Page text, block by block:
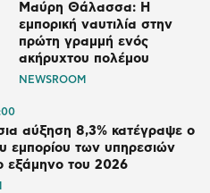
Μαύρη Θάλασσα: Η
εμπορική ναυτιλία στην
πρώτη γραμμή ενός
ακήρυχτου πολέμου
NEWSROOM
αύξηση 8,3% κατέγραψε ο
εμπορίου των υπηρεσιών
εξάμηνο του 2026